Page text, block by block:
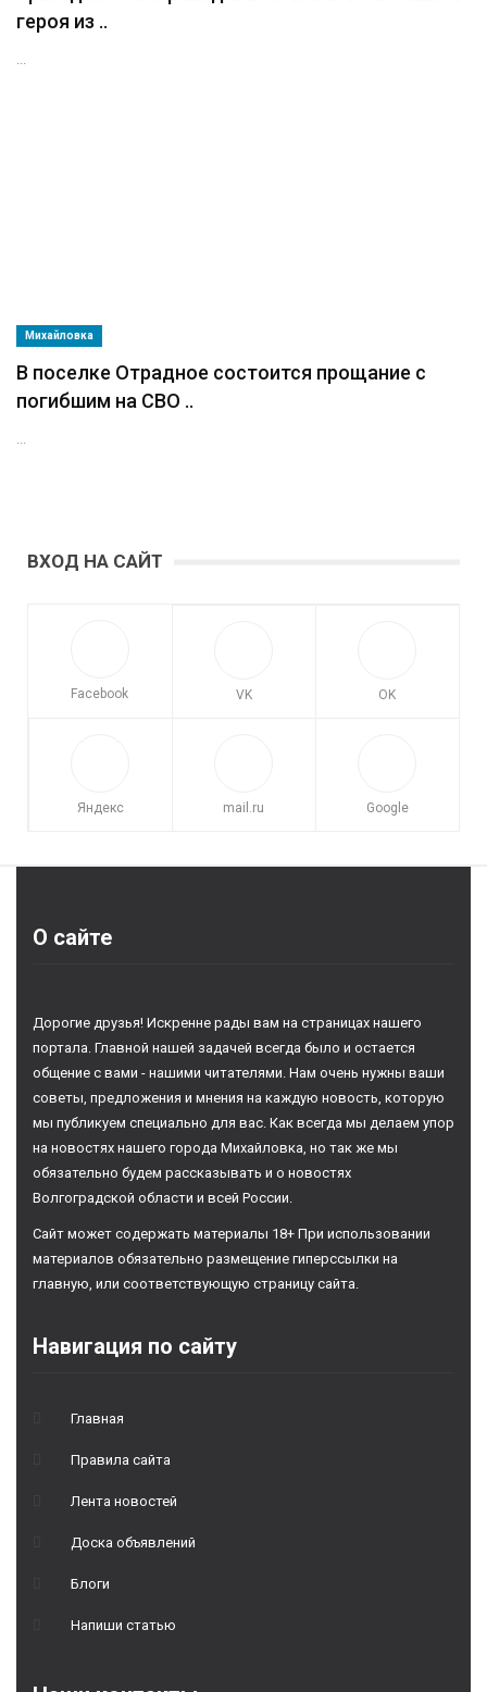
героя из ..
...
Михайловка
В поселке Отрадное состоится прощание с
погибшим на СВО ..
...
ВХОД НА САЙТ
Facebook VK OK
Яндекс mail.ru Google
О сайте
Дорогие друзья! Искренне рады вам на страницах нашего
портала. Главной нашей задачей всегда было и остается
общение с вами - нашими читателями. Нам очень нужны ваши
советы, предложения и мнения на каждую новость, которую
мы публикуем специально для вас. Как всегда мы делаем упор
на новостях нашего города Михайловка, но так же мы
обязательно будем рассказывать и о новостях
Волгоградской области и всей России.
Сайт может содержать материалы 18+ При использовании
материалов обязательно размещение гиперссылки на
главную, или соответствующую страницу сайта.
Навигация по сайту
Главная
Правила сайта
Лента новостей
Доска объявлений
Блоги
Напиши статью